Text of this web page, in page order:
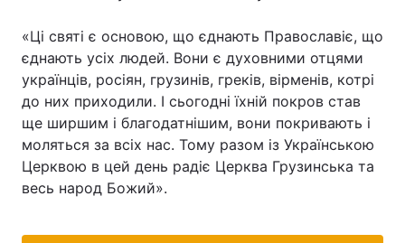
«Ці святі є основою, що єднають Православіє, що
єднають усіх людей. Вони є духовними отцями
українців, росіян, грузинів, греків, вірменів, котрі
до них приходили. І сьогодні їхній покров став
ще ширшим і благодатнішим, вони покривають і
моляться за всіх нас. Тому разом із Українською
Церквою в цей день радіє Церква Грузинська та
весь народ Божий».